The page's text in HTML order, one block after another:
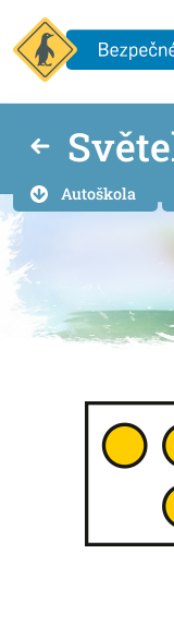
Autoškola